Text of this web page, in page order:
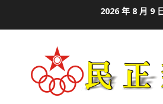
2026 年 8 月 9